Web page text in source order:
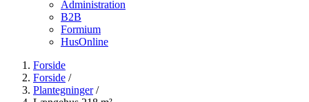
Administration
B2B
Formium
HusOnline
Forside
Forside /
Plantegninger /